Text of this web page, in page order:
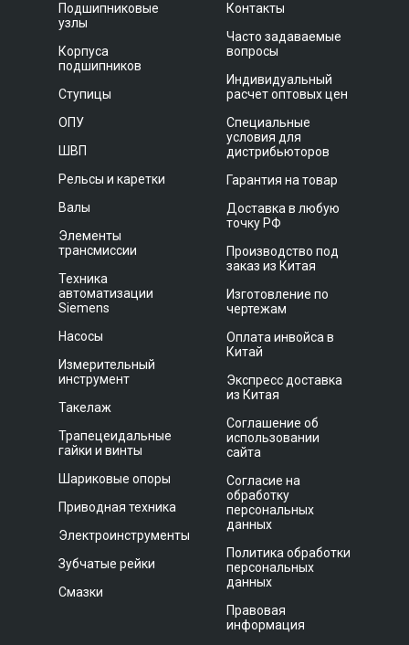
Подшипниковые
узлы
Корпуса
подшипников
Ступицы
ОПУ
ШВП
Рельсы и каретки
Валы
Элементы
трансмиссии
Техника
автоматизации
Siemens
Насосы
Измерительный
инструмент
Такелаж
Трапецеидальные
гайки и винты
Шариковые опоры
Приводная техника
Электроинструменты
Зубчатые рейки
Смазки
Контакты
Часто задаваемые
вопросы
Индивидуальный
расчет оптовых цен
Специальные
условия для
дистрибьюторов
Гарантия на товар
Доставка в любую
точку РФ
Производство под
заказ из Китая
Изготовление по
чертежам
Оплата инвойса в
Китай
Экспресс доставка
из Китая
Соглашение об
использовании
сайта
Согласие на
обработку
персональных
данных
Политика обработки
персональных
данных
Правовая
информация